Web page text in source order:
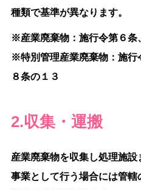
種類で基準が異なります。
※産業廃棄物：施行令第６条
※特別管理産業廃棄物：施行
８条の１３
2.収集・運搬
産業廃棄物を収集し処理施
事業として行う場合には管